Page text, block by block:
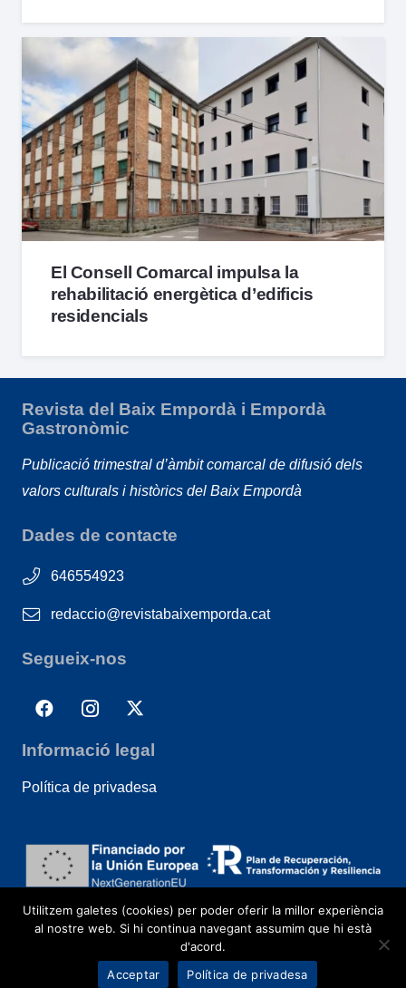
El Consell Comarcal impulsa la
rehabilitació energètica d’edificis
residencials
Revista del Baix Empordà i Empordà
Gastronòmic
Publicació trimestral d’àmbit comarcal de difusió dels
valors culturals i històrics del Baix Empordà
Dades de contacte
646554923
redaccio@revistabaixemporda.cat
Segueix-nos
Informació legal
Política de privadesa
Utilitzem galetes (cookies) per poder oferir la millor experiència
al nostre web. Si hi continua navegant assumim que hi està
d'acord.
Acceptar
Política de privadesa